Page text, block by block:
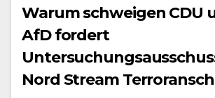
Warum schweigen CDU
AfD fordert
Nord Stream